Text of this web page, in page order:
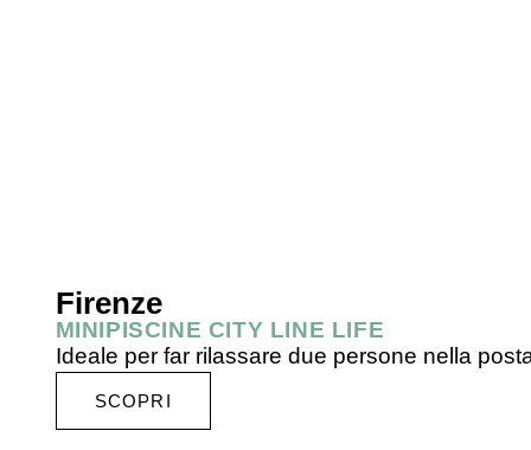
Firenze
MINIPISCINE CITY LINE LIFE
Ideale per far rilassare due persone nella
SCOPRI